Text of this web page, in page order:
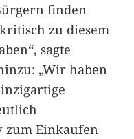
finden
zu diesem
sagte
„Wir haben
zum Einkaufen